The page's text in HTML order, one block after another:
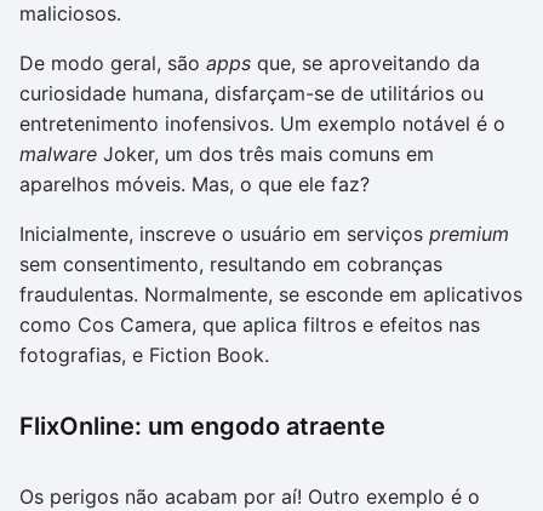
maliciosos.
De modo geral, são apps que, se aproveitando da
curiosidade humana, disfarçam-se de utilitários ou
entretenimento inofensivos. Um exemplo notável é o
malware Joker, um dos três mais comuns em
aparelhos móveis. Mas, o que ele faz?
Inicialmente, inscreve o usuário em serviços premium
sem consentimento, resultando em cobranças
fraudulentas. Normalmente, se esconde em aplicativos
como Cos Camera, que aplica filtros e efeitos nas
fotografias, e Fiction Book.
FlixOnline: um engodo atraente
Os perigos não acabam por aí! Outro exemplo é o